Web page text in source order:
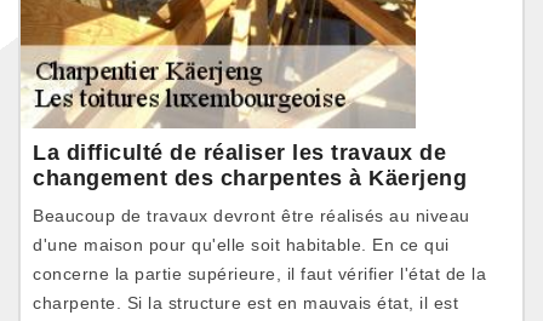
La difficulté de réaliser les travaux de
changement des charpentes à Käerjeng
Beaucoup de travaux devront être réalisés au niveau
d'une maison pour qu'elle soit habitable. En ce qui
concerne la partie supérieure, il faut vérifier l'état de la
charpente. Si la structure est en mauvais état, il est